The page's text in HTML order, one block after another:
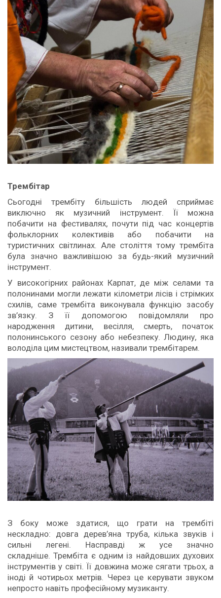
Трембітар
Сьогодні трембіту більшість людей сприймає
виключно як музичний інструмент. Її можна
побачити на фестивалях, почути під час концертів
фольклорних колективів або побачити на
туристичних світлинах. Але століття тому трембіта
була значно важливішою за будь-який музичний
інструмент.
У високогірних районах Карпат, де між селами та
полонинами могли лежати кілометри лісів і стрімких
схилів, саме трембіта виконувала функцію засобу
зв’язку. З її допомогою повідомляли про
народження дитини, весілля, смерть, початок
полонинського сезону або небезпеку. Людину, яка
володіла цим мистецтвом, називали трембітарем.
З боку може здатися, що грати на трембіті
нескладно: довга дерев’яна труба, кілька звуків і
сильні легені. Насправді ж усе значно
складніше. Трембіта є одним із найдовших духових
інструментів у світі. Її довжина може сягати трьох, а
іноді й чотирьох метрів. Через це керувати звуком
непросто навіть професійному музиканту.